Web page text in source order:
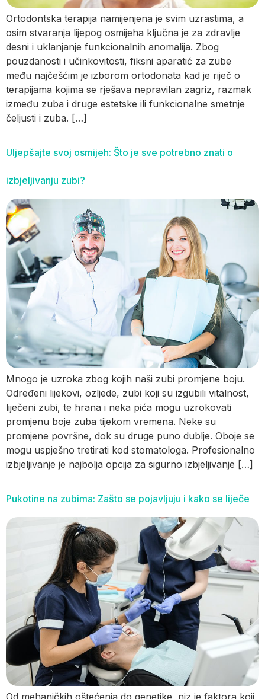
Ortodontska terapija namijenjena je svim uzrastima, a
osim stvaranja lijepog osmijeha ključna je za zdravlje
desni i uklanjanje funkcionalnih anomalija. Zbog
pouzdanosti i učinkovitosti, fiksni aparatić za zube
među najčešćim je izborom ortodonata kad je riječ o
terapijama kojima se rješava nepravilan zagriz, razmak
između zuba i druge estetske ili funkcionalne smetnje
čeljusti i zuba. […]
Uljepšajte svoj osmijeh: Što je sve potrebno znati o
izbjeljivanju zubi?
Mnogo je uzroka zbog kojih naši zubi promjene boju.
Određeni lijekovi, ozljede, zubi koji su izgubili vitalnost,
liječeni zubi, te hrana i neka pića mogu uzrokovati
promjenu boje zuba tijekom vremena. Neke su
promjene površne, dok su druge puno dublje. Oboje se
mogu uspješno tretirati kod stomatologa. Profesionalno
izbjeljivanje je najbolja opcija za sigurno izbjeljivanje […]
Pukotine na zubima: Zašto se pojavljuju i kako se liječe